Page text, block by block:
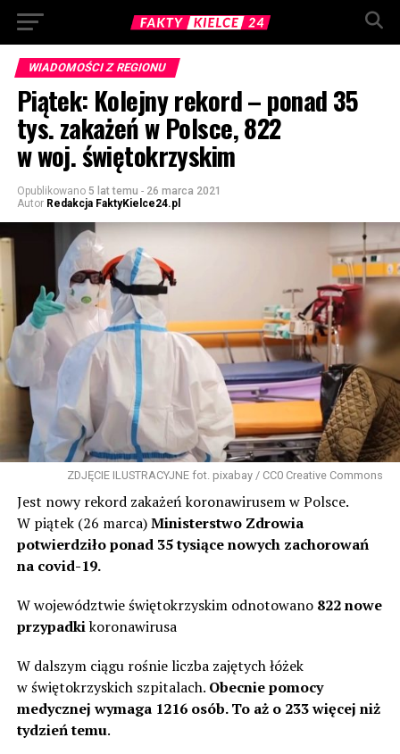
WIADOMOŚCI Z REGIONU
Piątek: Kolejny rekord – ponad 35
tys. zakażeń w Polsce, 822
w woj. świętokrzyskim
Opublikowano 5 lat temu - 26 marca 2021
Autor Redakcja FaktyKielce24.pl
ZDJĘCIE ILUSTRACYJNE fot. pixabay / CC0 Creative Commons
Jest nowy rekord zakażeń koronawirusem w Polsce.
W piątek (26 marca)Ministerstwo Zdrowia
potwierdziło ponad 35 tysiące nowych zachorowań
na covid-19.
W województwie świętokrzyskim odnotowano 822 nowe
przypadkikoronawirusa
W dalszym ciągu rośnie liczba zajętych łóżek
w świętokrzyskich szpitalach. Obecnie pomocy
medycznej wymaga 1216 osób. To aż o 233 więcej niż
tydzień temu.